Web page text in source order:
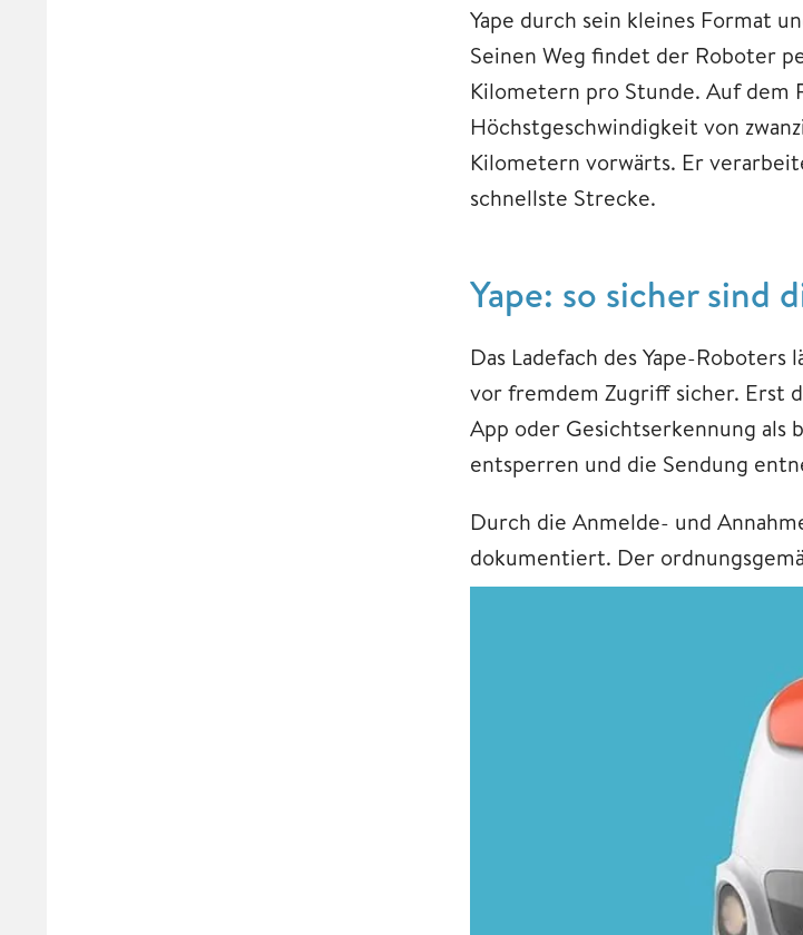
Yape durch sein kleines Format
Seinen Weg findet der Roboter
Kilometern pro Stunde. Auf dem
Höchstgeschwindigkeit von
Kilometern vorwärts. Er
schnellste Strecke.
Yape: so sicher sind
Das Ladefach des Yape-
vor fremdem Zugriff sicher. Erst
App oder Gesichtserkennung als
entsperren und die Sendung
Durch die Anmelde- und
dokumentiert. Der